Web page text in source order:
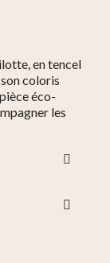
en tencel
coloris
éco-
les